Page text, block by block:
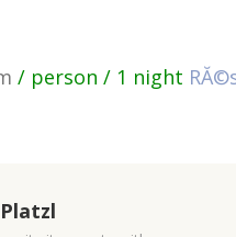
/ person / 1 night